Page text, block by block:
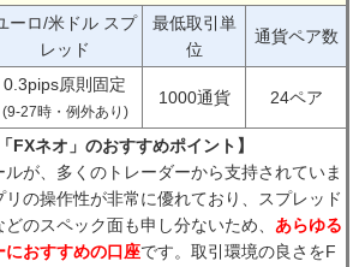
ーロ/米ドル スプ
レッド
最低取引単
位
通貨ペア数
0.3pips原則固定
(9-27時・例外あり)
1000通貨 24ペア
FXネオ」のおすすめポイント】
が、多くのトレーダーから支持されていま
の操作性が非常に優れており、スプレッド
のスペック面も申し分ないため、 あらゆる
におすすめの口座です。取引環境の良さをF